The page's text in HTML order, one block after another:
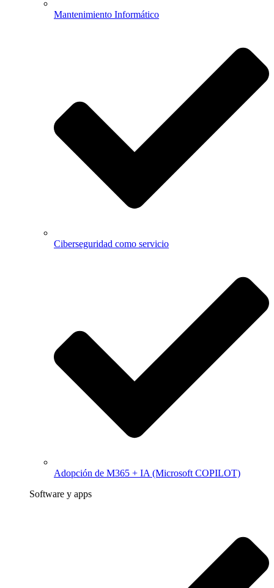
Mantenimiento Informático
Ciberseguridad como servicio
Adopción de M365 + IA (Microsoft COPILOT)
Software y apps